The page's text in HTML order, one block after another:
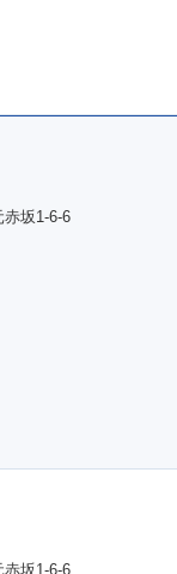
坂1-6-6
坂1-6-6